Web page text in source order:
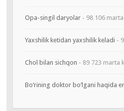
Opa-singil daryolar- 98 106 marta
Yaxshilik ketidan yaxshilik keladi -
Chol bilan sichqon - 89 723 marta
Bo‘rining doktor bo‘lgani haqida